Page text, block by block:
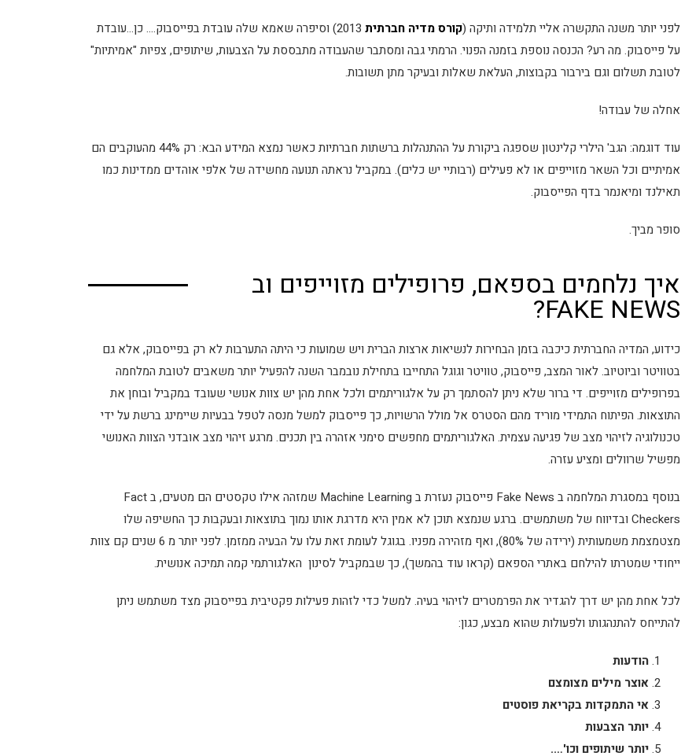
לפני יותר משנה התקשרה אליי תלמידה ותיקה (קורס מדיה חברתית
2013) וסיפרה שאמא שלה עובדת בפייסבוק…. כן…עובדת
על פייסבוק. מה רע? הכנסה נוספת בזמנה הפנוי. הרמתי גבה ומסתבר שהעבודה מתבססת על הצבעות, שיתופים, צפיות "אמיתיות"
לטובת תשלום וגם בירבור בקבוצות, העלאת שאלות ובעיקר מתן תשובות.
אחלה של עבודה!
עוד דוגמה: הגב' הילרי קלינטון שספגה ביקורת על ההתנהלות ברשתות חברתיות כאשר נמצא המידע הבא: רק 44% מהעוקבים הם
אמיתיים וכל השאר מזוייפים או לא פעילים (רבותיי יש כלים). במקביל נראתה תנועה מחשידה של אלפי אוהדים ממדינות כמו
תאילנד ומיאנמר בדף הפייסבוק.
סופר מביך.
איך נלחמים בספאם, פרופילים מזוייפים וב
FAKE NEWS?
כידוע, המדיה החברתית כיכבה בזמן הבחירות לנשיאות ארצות הברית ויש שמועות כי היתה התערבות לא רק בפייסבוק, אלא גם
בטוויטר וביוטיוב. לאור המצב, פייסבוק, טוויטר וגוגל התחייבו בתחילת נובמבר השנה להפעיל יותר משאבים לטובת המלחמה
בפרופילים מזוייפים. די ברור שלא ניתן להסתמך רק על אלגוריתמים ולכל אחת מהן יש צוות אנושי שעובד במקביל ובוחן את
התוצאות. הפיתוח התמידי מוריד מהם הסטרס אל מולל הרשויות, כך פייסבוק למשל מנסה לטפל בבעיות שיימינג ברשת על ידי
טכנולוגיה לזיהוי מצב של פגיעה עצמית. האלגוריתמים מחפשים סימני אזהרה בין תכנים. מרגע זיהוי מצב אובדני הצוות האנושי
מפשיל שרוולים ומציע עזרה.
בנוסף במסגרת המלחמה ב Fake News פייסבוק נעזרת ב Machine Learning שמזהה אילו טקסטים הם מטעים, ב Fact
Checkers ובדיווח של משתמשים. ברגע שנמצא תוכן לא אמין היא מדרגת אותו נמוך בתוצאות ובעקבות כך החשיפה שלו
מצטמצמת משמעותית (ירידה של 80%), ואף מזהירה מפניו. בגוגל לעומת זאת עלו על הבעיה ממזמן. לפני יותר מ 6 שנים קם צוות
ייחודי שמטרתו להילחם באתרי הספאם (קראו עוד בהמשך), כך שבמקביל לסינון האלגורתמי קמה תמיכה אנושית.
לכל אחת מהן יש דרך להגדיר את הפרמטרים לזיהוי בעיה. למשל כדי לזהות פעילות פקטיבית בפייסבוק מצד משתמש ניתן
להתייחס להתנהגותו ולפעולות שהוא מבצע, כגון:
הודעות
אוצר מילים מצומצם
אי התמקדות בקריאת פוסטים
יותר הצבעות
יותר שיתופים וכו'….